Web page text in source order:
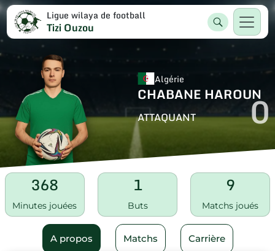
Ligue wilaya de football
Tizi Ouzou
Algérie
CHABANE HAROUN
ATTAQUANT 0
368
Minutes jouées
1
Buts
9
Matchs joués
A propos Matchs Carrière